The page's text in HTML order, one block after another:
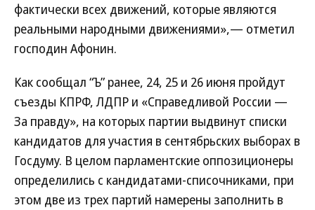
фактически всех движений, которые являются
реальными народными движениями»,— отметил
господин Афонин.
Как сообщал “Ъ” ранее, 24, 25 и 26 июня пройдут
съезды КПРФ, ЛДПР и «Справедливой России —
За правду», на которых партии выдвинут списки
кандидатов для участия в сентябрьских выборах в
Госдуму. В целом парламентские оппозиционеры
определились с кандидатами-списочниками, при
этом две из трех партий намерены заполнить в